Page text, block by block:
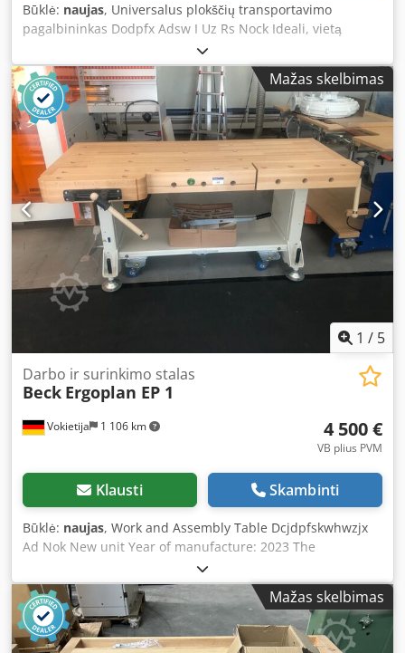
Būklė: naujas, Universalus plokščių transportavimo
pagalbininkas Dodpfx Adsw I Uz Rs Nock Ideali, vietą
taupanti pagalba kraštų laminavimo staklėms,
formatinėms pjūklams ir visoms kitoms apdirbimo
staklėms, kuriose ruošinys yra judinamas. Reguliuojamo
aukščio plokščių transportavimo pagalbininkas Darbinis
aukštis be laiptelių reguliuojamas nuo apytiksliai 900 mm
iki 1 200 mm Specialus poligoninis korpusas su
neslystančia danga optimaliam sukibimui bet kurioje
pozicijoje 5 tvirti pasukami ratukai su aukštos kokybės
fiksacija stabiliai padėčiai Savistoviškai rieda prie kraštų
laminavimo ir formatinių pjūklų Svoris: apie 8 kg
Prieinamumas: sandėlyje Sandėlio vieta: Hochheim
Mažas skelbimas
1 / 5
Vokietija 1 106 km
Darbo ir surinkimo stalas
Beck Ergoplan EP 1
4 500 €
VB plius PVM
Klausti Skambinti
Būklė: naujas, Work and Assembly Table Dcjdpfskwhwzjx
Ad Nok New unit Year of manufacture: 2023 The
ergonomic work and assembly table ErgoPlan EP1 is
equipped with a workbench top made from selected, solid
beech wood. The surface is waxed and polished. The
continuously variable height adjustment under load
operates evenly and precisely—even with asymmetrical
Mažas skelbimas